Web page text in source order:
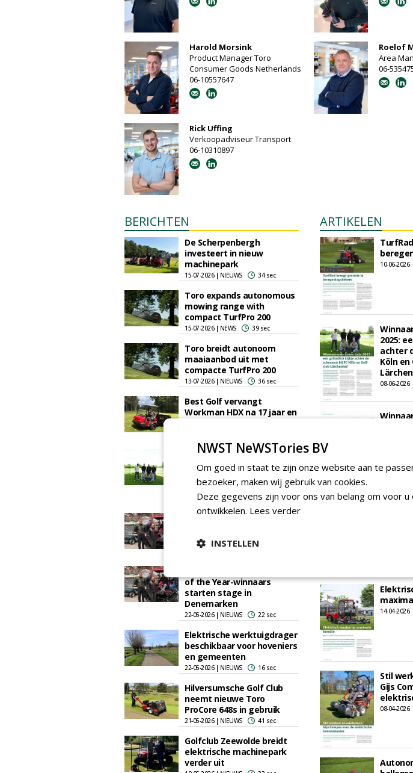
Harold Morsink
Product Manager Toro
Consumer Goods Netherlands
06-10557647
Roelof
Area
06-
Rick Uffing
Verkoopadviseur Transport
06-10310897
BERICHTEN
De Scherpenbergh
investeert in nieuw
machinepark
15-07-2026 | NIEUWS 34 sec
Toro expands autonomous
mowing range with
compact TurfPro 200
15-07-2026 | NEWS 39 sec
Toro breidt autonoom
maaiaanbod uit met
compacte TurfPro 200
13-07-2026 | NIEUWS 36 sec
Best Golf vervangt
Workman HDX na 17 jaar en
Green Gala 2025 winners'
trip: a gründlich look behind
the scenes at FC Köln and
Golfclub Lärchenhof
10-06-2026 | ARTICLE 287 sec
Toro Greenkeeper Student
internship in Denmark
of the Year-winnaars
starten stage in
Denemarken
22-05-2026 | NIEUWS 22 sec
Elektrische werktuigdrager
beschikbaar voor hoveniers
en gemeenten
22-05-2026 | NIEUWS 16 sec
Hilversumsche Golf Club
neemt nieuwe Toro
ProCore 648s in gebruik
21-05-2026 | NIEUWS 41 sec
Golfclub Zeewolde breidt
elektrische machinepark
verder uit
ARTIKELEN
10-06-2026
2025:
achter
Köln en
08-06-2026
08-06-2026
Jan
hogere
14-04-2026
Stil
Gijs
08-04-2026
NWST NeWSTories BV
Om goed in staat te zijn onze website aan te
bezoeker, maken wij gebruik van cookies.
Deze gegevens zijn voor ons van belang om voor
ontwikkelen. Lees verder
INSTELLEN